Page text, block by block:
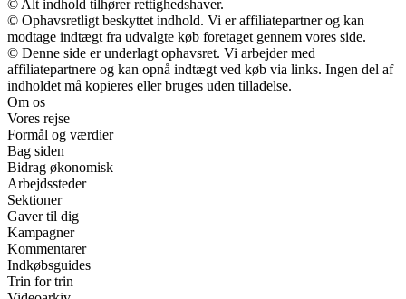
© Alt indhold tilhører rettighedshaver.
© Ophavsretligt beskyttet indhold. Vi er affiliatepartner og kan
modtage indtægt fra udvalgte køb foretaget gennem vores side.
© Denne side er underlagt ophavsret. Vi arbejder med
affiliatepartnere og kan opnå indtægt ved køb via links. Ingen del af
indholdet må kopieres eller bruges uden tilladelse.
Om os
Vores rejse
Formål og værdier
Bag siden
Bidrag økonomisk
Arbejdssteder
Sektioner
Gaver til dig
Kampagner
Kommentarer
Indkøbsguides
Trin for trin